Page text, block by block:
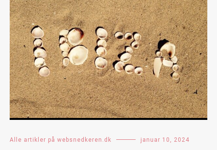
Alle artikler på websnedkeren.dk januar 10, 2024